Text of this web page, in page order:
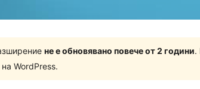
не е обновявано повече от 2 години.
WordPress.